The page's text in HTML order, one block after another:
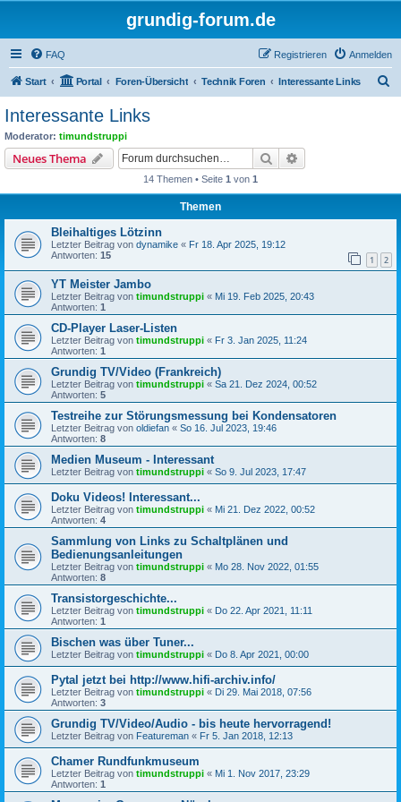
grundig-forum.de
FAQ Anmelden
Registrieren
Start Portal Foren-Übersicht Technik Foren Interessante Links
Interessante Links
Moderator: timundstruppi
Neues Thema Suche
14 Themen • Seite 1 von 1
Themen
Bleihaltiges Lötzinn
Letzter Beitrag von dynamike « Fr 18. Apr 2025, 19:12
Antworten: 15 1 2
YT Meister Jambo
Letzter Beitrag von timundstruppi « Mi 19. Feb 2025, 20:43
Antworten: 1
CD-Player Laser-Listen
Letzter Beitrag von timundstruppi « Fr 3. Jan 2025, 11:24
Antworten: 1
Grundig TV/Video (Frankreich)
Letzter Beitrag von timundstruppi « Sa 21. Dez 2024, 00:52
Antworten: 5
Testreihe zur Störungsmessung bei Kondensatoren
Letzter Beitrag von oldiefan « So 16. Jul 2023, 19:46
Antworten: 8
Medien Museum - Interessant
Letzter Beitrag von timundstruppi « So 9. Jul 2023, 17:47
Doku Videos! Interessant...
Letzter Beitrag von timundstruppi « Mi 21. Dez 2022, 00:52
Antworten: 4
Sammlung von Links zu Schaltplänen und
Bedienungsanleitungen
Letzter Beitrag von timundstruppi « Mo 28. Nov 2022, 01:55
Antworten: 8
Transistorgeschichte...
Letzter Beitrag von timundstruppi « Do 22. Apr 2021, 11:11
Antworten: 1
Bischen was über Tuner...
Letzter Beitrag von timundstruppi « Do 8. Apr 2021, 00:00
Pytal jetzt bei http://www.hifi-archiv.info/
Letzter Beitrag von timundstruppi « Di 29. Mai 2018, 07:56
Antworten: 3
Grundig TV/Video/Audio - bis heute hervorragend!
Letzter Beitrag von Featureman « Fr 5. Jan 2018, 12:13
Chamer Rundfunkmuseum
Letzter Beitrag von timundstruppi « Mi 1. Nov 2017, 23:29
Antworten: 1